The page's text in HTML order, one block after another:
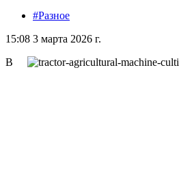
#Разное
15:08 3 марта 2026 г.
В